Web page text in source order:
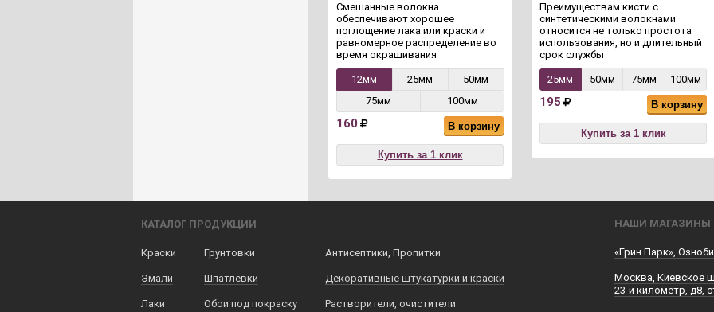
Смешанные волокна
обеспечивают хорошее
поглощение лака или краски и
равномерное распределение во
время окрашивания
12мм 25мм
50мм
75мм
100мм
160 В корзину
Купить за 1 клик
Преимуществам кисти с
синтетическими волокнами
относится не только простота
использования, но и длительный
срок службы
25мм 50мм 75мм 100мм
195 В корзину
Купить за 1 клик
КАТАЛОГ ПРОДУКЦИИ
Краски
Эмали
Лаки
Грунтовки
Шпатлевки
Обои под покраску
Антисептики, Пропитки
Декоративные штукатурки и краски
Растворители, очистители
НАШИ МАГАЗИНЫ
«Грин Парк»,
Москва, Киевское
23-й километр, д8,